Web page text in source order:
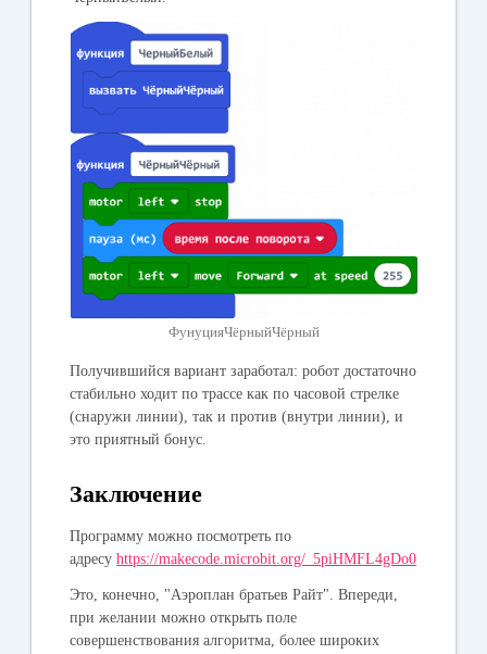
ФунуцияЧёрныйЧёрный
Получившийся вариант заработал: робот достаточно
стабильно ходит по трассе как по часовой стрелке
(снаружи линии), так и против (внутри линии), и
это приятный бонус.
Заключение
Программу можно посмотреть по
адресуhttps://makecode.microbit.org/_5piHMFL4gDo0
Это, конечно, "Аэроплан братьев Райт". Впереди,
при желании можно открыть поле
совершенствования алгоритма, более широких